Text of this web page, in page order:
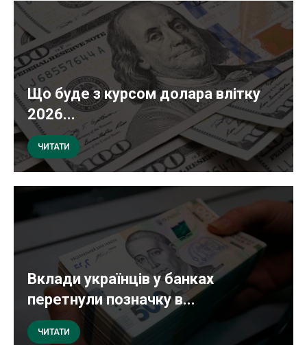
Що буде з курсом долара влітку
2026...
ЧИТАТИ
Вклади українців у банках
перетнули позначку в...
ЧИТАТИ